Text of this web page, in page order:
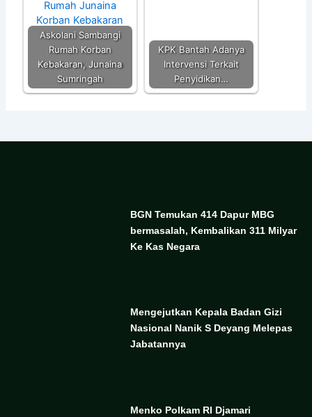
Askolani Sambangi
Rumah Korban
Kebakaran, Junaina
Sumringah
KPK Bantah Adanya
Intervensi Terkait
Penyidikan…
BGN Temukan 414 Dapur MBG
bermasalah, Kembalikan 311 Milyar
Ke Kas Negara
Mengejutkan Kepala Badan Gizi
Nasional Nanik S Deyang Melepas
Jabatannya
Menko Polkam RI Djamari